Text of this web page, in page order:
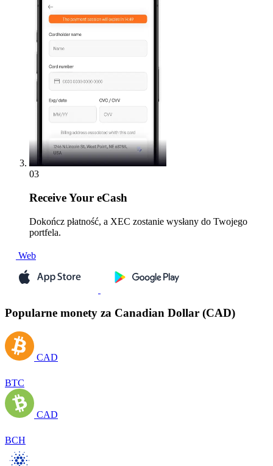
03
ReceiveYour eCash
Dokończ płatność, a XEC zostanie wysłany do Twojego
portfela.
Web
Popularne monety za Canadian Dollar (CAD)
CAD
BTC
CAD
BCH